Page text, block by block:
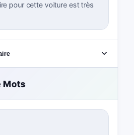
pour cette voiture est très
Mots